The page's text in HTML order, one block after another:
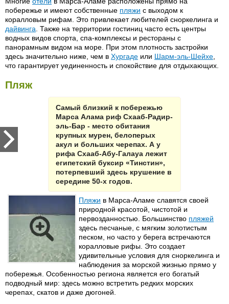
побережье и имеют собственные пляжи с выходом к
коралловым рифам. Это привлекает любителей сноркелинга и
дайвинга. Также на территории гостиниц часто есть центры
водных видов спорта, спа-комплексы и рестораны с
панорамным видом на море. При этом плотность застройки
здесь значительно ниже, чем в Хургаде или Шарм-эль-Шейхе,
что гарантирует уединенность и спокойствие для отдыхающих.
Пляж
Самый близкий к побережью
Марса Алама риф Схааб-Радир-
эль-Бар - место обитания
крупных мурен, белоперых
акул и больших черепах. А у
рифа Схааб-Абу-Галауа лежит
египетский буксир «Тинстин»,
потерпевший здесь крушение в
середине 50-х годов.
Пляжи в Марса-Аламе славятся своей
природной красотой, чистотой и
первозданностью. Большинство пляжей
здесь песчаные, с мягким золотистым
песком, но часто у берега встречаются
коралловые рифы. Это создает
удивительные условия для сноркелинга и
наблюдения за морской жизнью прямо у
побережья. Особенностью региона является его богатый
подводный мир: здесь можно встретить редких морских
черепах, скатов и даже дюгоней.